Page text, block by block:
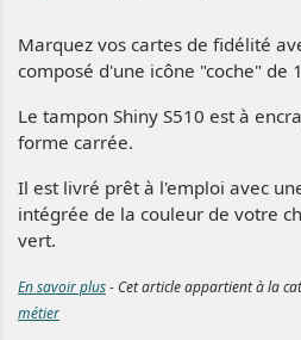
Marquez vos cartes de fidélité
composé d'une icône "coche" de
Le tampon Shiny S510 est à
forme carrée.
Il est livré prêt à l'emploi avec
intégrée de la couleur de votre
vert.
En savoir plus- Cet article appartient à la
métier